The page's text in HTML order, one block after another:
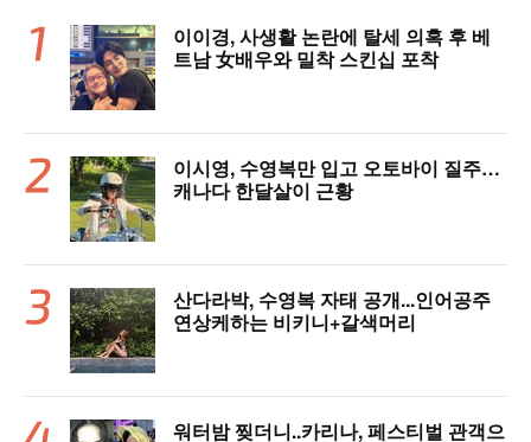
이이경, 사생활 논란에 탈세 의혹 후 베
트남 女배우와 밀착 스킨십 포착
이시영, 수영복만 입고 오토바이 질주…
캐나다 한달살이 근황
산다라박, 수영복 자태 공개...인어공주
연상케하는 비키니+갈색머리
워터밤 찢더니..카리나, 페스티벌 관객으